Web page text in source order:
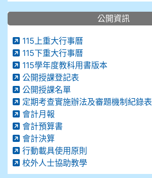
公開資訊
115上重大行事曆
115下重大行事曆
115學年度教科用書版本
公開授課登記表
公開授課名單
定期考查實施辦法及審題機制紀錄表
會計月報
會計預算書
會計決算
行動載具使用原則
校外人士協助教學